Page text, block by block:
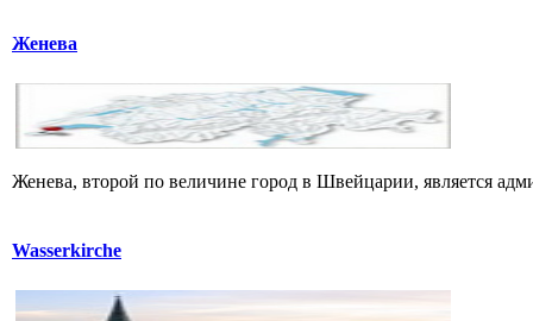
Женева
Женева, второй по величине город в Швейцарии, является
Wasserkirche